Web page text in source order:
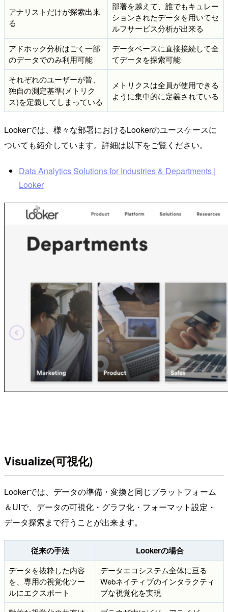
アナリストだけが探索出来
る
部署を越えて、誰でもキュレー
ションされたデータを用いてセ
ルフサービス分析が出来る
アドホック分析はごく一部
のデータでのみ利用可能
データベースに直接接続して全
てデータを探索可能
それぞれのユーザーが皆、
独自の測定基準(メトリク
ス)を定義してしまっている
メトリクスは全員が使用できる
ように集中的に定義されている
Lookerでは、様々な部署におけるLookerのユースケースに
ついても紹介しています。詳細は以下をご覧ください。
Data Analytics Solutions for Industries & Departments |
Looker
Visualize(可視化)
Lookerでは、データの準備・変換と同じプラットフォーム
＆UIで、データの可視化・グラフ化・フォーマット設定・
データ探索まで行うことが出来ます。
従来の手法 Lookerの場合
データを抜粋した内容
を、専用の視覚化ツー
ルにエクスポート
データエコシステム全体に亘る
Webネイティブのインタラクティ
ブな視覚化を実現